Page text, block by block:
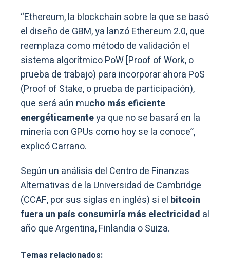
“Ethereum, la blockchain sobre la que se basó
el diseño de GBM, ya lanzó Ethereum 2.0, que
reemplaza como método de validación el
sistema algorítmico PoW [Proof of Work, o
prueba de trabajo) para incorporar ahora PoS
(Proof of Stake, o prueba de participación),
que será aún mucho más eficiente
energéticamenteya que no se basará en la
minería con GPUs como hoy se la conoce”,
explicó Carrano.
Según un análisis del Centro de Finanzas
Alternativas de la Universidad de Cambridge
(CCAF, por sus siglas en inglés) si el bitcoin
fuera un país consumiría más electricidad al
año que Argentina, Finlandia o Suiza.
Temas relacionados: